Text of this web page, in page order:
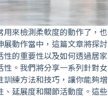
用來檢測柔軟度的動作了，也
展動作當中，這篇文章將探討
性的重要性以及如何透過居家
性。我們將分享一系列針對女
訓練方法和技巧，讓你能夠增
、延展度和關節活動度。這些